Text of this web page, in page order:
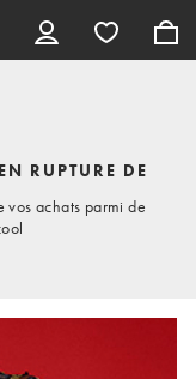
RUPTURE DE
vos achats parmi de